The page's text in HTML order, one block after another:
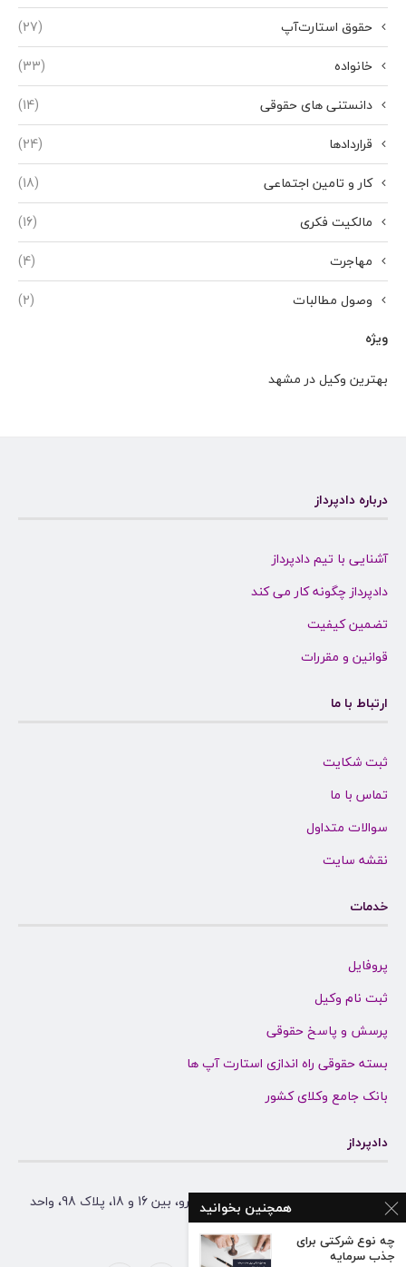
حقوق استارت‌آپ
(27)
خانواده
(33)
دانستنی های حقوقی
(14)
قراردادها
(24)
کار و تامین اجتماعی
(18)
مالکیت فکری
(16)
مهاجرت
(4)
وصول مطالبات
(2)
ویژه
بهترین وکیل در مشهد
درباره دادپرداز
آشنایی با تیم دادپرداز
دادپرداز چگونه کار می کند
تضمین کیفیت
قوانین و مقررات
ارتباط با ما
ثبت شکایت
تماس با ما
سوالات متداول
نقشه سایت
خدمات
پروفایل
ثبت نام وکیل
پرسش و پاسخ حقوقی
بسته حقوقی راه اندازی استارت آپ ها
بانک جامع وکلای کشور
دادپرداز
آدرس: مشهد، احمد آباد، بلوار ناصرخسرو، بین 16 و 18، پلاک 98، واحد
همکف
همچنین بخوانید
چه نوع شرکتی برای
جذب سرمایه